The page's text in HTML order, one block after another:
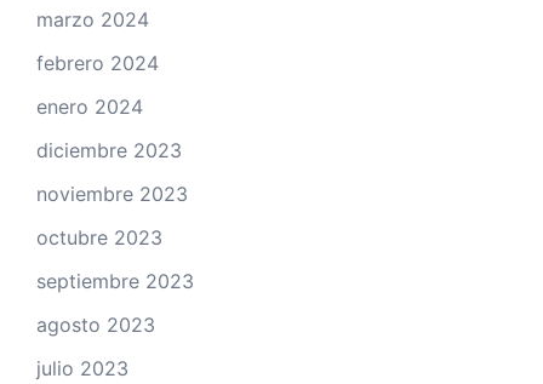
marzo 2024
febrero 2024
enero 2024
diciembre 2023
noviembre 2023
octubre 2023
septiembre 2023
agosto 2023
julio 2023